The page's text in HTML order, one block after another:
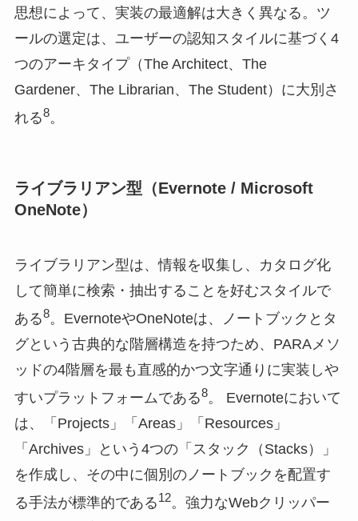
思想によって、実装の最適解は大きく異なる。ツ
ールの選定は、ユーザーの認知スタイルに基づく4
つのアーキタイプ（The Architect、The
Gardener、The Librarian、The Student）に大別さ
れる8。
ライブラリアン型（Evernote / Microsoft
OneNote）
ライブラリアン型は、情報を収集し、カタログ化
して簡単に検索・抽出することを好むスタイルで
ある8。EvernoteやOneNoteは、ノートブックとタ
グという古典的な階層構造を持つため、PARAメソ
ッドの4階層を最も直感的かつ文字通りに実装しや
すいプラットフォームである8。 Evernoteにおいて
は、「Projects」「Areas」「Resources」
「Archives」という4つの「スタック（Stacks）」
を作成し、その中に個別のノートブックを配置す
る手法が標準的である12。強力なWebクリッパー